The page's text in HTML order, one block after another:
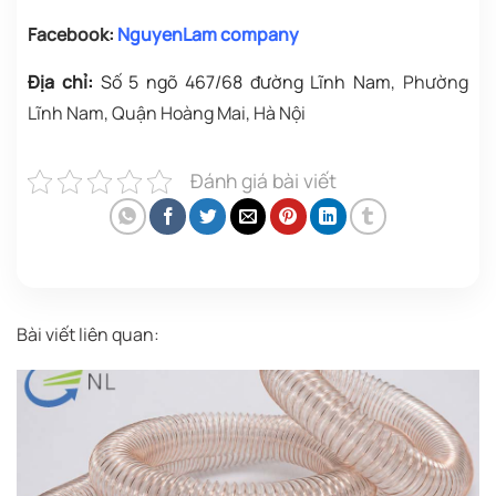
Facebook: NguyenLam company
Địa chỉ: Số 5 ngõ 467/68 đường Lĩnh Nam, Phường
Lĩnh Nam, Quận Hoàng Mai, Hà Nội
Đánh giá bài viết
Bài viết liên quan: